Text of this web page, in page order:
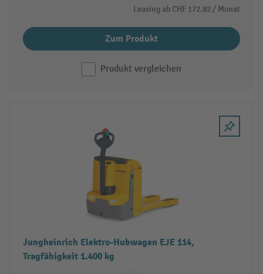
Leasing ab CHF 172.82 / Monat
Zum Produkt
Produkt vergleichen
Jungheinrich Elektro-Hubwagen EJE 114,
Tragfähigkeit 1.400 kg